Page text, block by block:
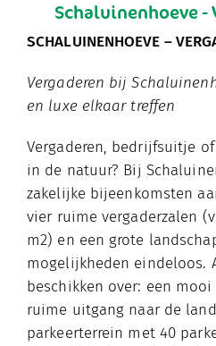
Schaluinenhoeve
SCHALUINENHOEVE –
Vergaderen bij
en luxe elkaar treffen
Vergaderen, bedrijfsuitje
in de natuur? Bij
zakelijke bijeenkomsten
vier ruime vergaderzalen
m2) en een grote
mogelijkheden eindeloos.
beschikken over: een
ruime uitgang naar de
parkeerterrein met 40